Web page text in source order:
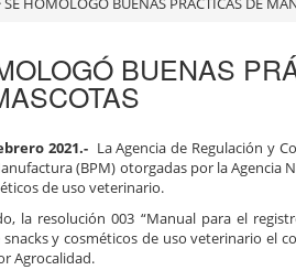
BUENAS
2021.- La Agencia de Regulación y
(BPM) otorgadas por la Agencia
de uso veterinario.
la resolución 003 “Manual para el
y cosméticos de uso veterinario el
Agrocalidad.